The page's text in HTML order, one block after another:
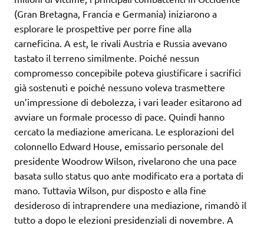
(Gran Bretagna, Francia e Germania) iniziarono a
esplorare le prospettive per porre fine alla
carneficina. A est, le rivali Austria e Russia avevano
tastato il terreno similmente. Poiché nessun
compromesso concepibile poteva giustificare i sacrifici
già sostenuti e poiché nessuno voleva trasmettere
un’impressione di debolezza, i vari leader esitarono ad
avviare un formale processo di pace. Quindi hanno
cercato la mediazione americana. Le esplorazioni del
colonnello Edward House, emissario personale del
presidente Woodrow Wilson, rivelarono che una pace
basata sullo status quo ante modificato era a portata di
mano. Tuttavia Wilson, pur disposto e alla fine
desideroso di intraprendere una mediazione, rimandò il
tutto a dopo le elezioni presidenziali di novembre. A